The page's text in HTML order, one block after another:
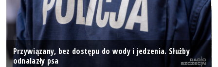
Przywiązany, bez dostępu do wody i jedzenia. Służby
odnalazły psa